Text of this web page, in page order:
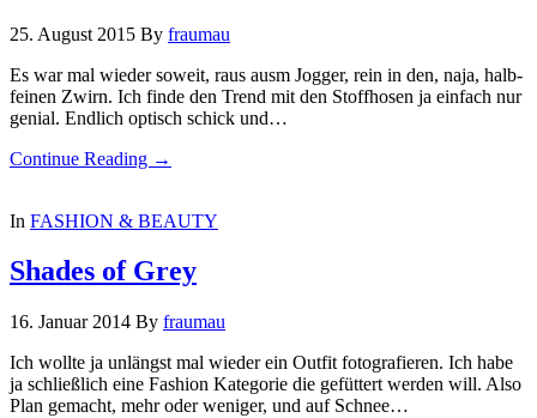
25. August 2015 By fraumau
Es war mal wieder soweit, raus ausm Jogger, rein in den, naja, halb-
feinen Zwirn. Ich finde den Trend mit den Stoffhosen ja einfach nur
genial. Endlich optisch schick und…
Continue Reading →
In FASHION & BEAUTY
Shades of Grey
16. Januar 2014 By fraumau
Ich wollte ja unlängst mal wieder ein Outfit fotografieren. Ich habe
ja schließlich eine Fashion Kategorie die gefüttert werden will. Also
Plan gemacht, mehr oder weniger, und auf Schnee…